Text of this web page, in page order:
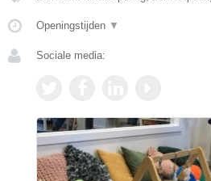
Openingstijden ▼
Sociale media: